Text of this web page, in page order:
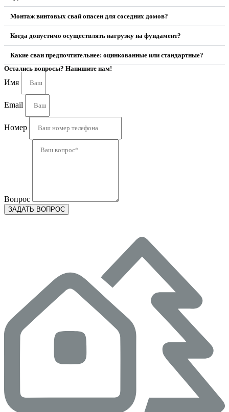
Монтаж винтовых свай опасен для соседних домов?
Когда допустимо осуществлять нагрузку на фундамент?
Какие сваи предпочтительнее: оцинкованные или стандартные?
Остались вопросы? Напишите нам!
Имя
Email
Номер
Вопрос
ЗАДАТЬ ВОПРОС